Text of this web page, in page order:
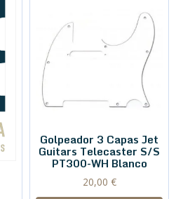
Golpeador 3 Capas Jet
Guitars Telecaster S/S
PT300-WH Blanco
20,00 €